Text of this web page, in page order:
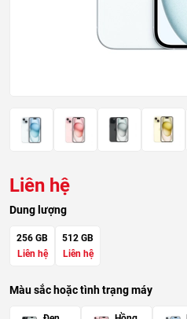
Liên hệ
Dung lượng
256 GB
Liên hệ
512 GB
Liên hệ
Màu sắc hoặc tình trạng máy